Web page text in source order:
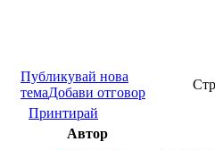
Публикувай нова
темаДобави отговор
Принтирай
Автор